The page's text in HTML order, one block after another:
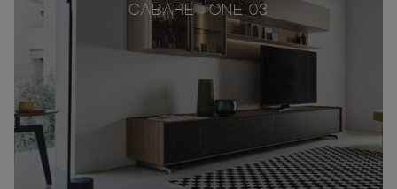
CABARET ONE 03